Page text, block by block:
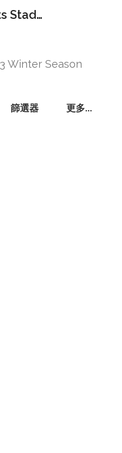
Redlynch Central Sports Stadium
Winter Season
篩選器
更多...